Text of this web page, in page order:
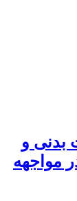
بدنی و
مواجهه